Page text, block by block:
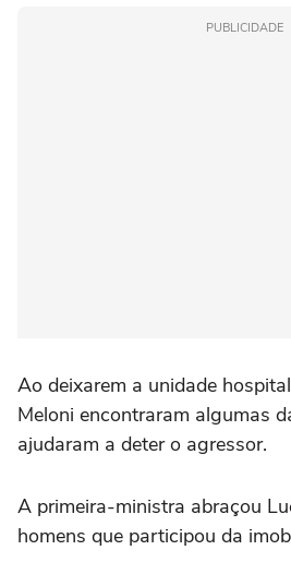
PUBLICIDADE
Ao deixarem a unidade
Meloni encontraram algumas
ajudaram a deter o agressor.
A primeira-ministra abraçou
homens que participou da